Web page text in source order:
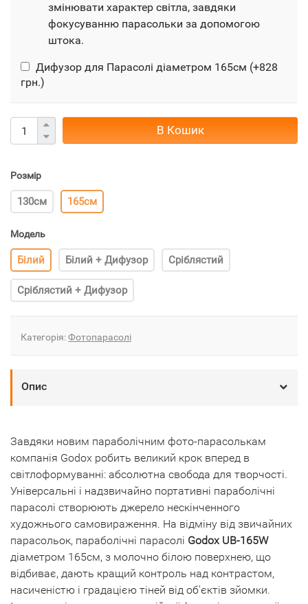
змінювати характер світла, завдяки
фокусуванню парасольки за допомогою
штока.
Дифузор для Парасолі діаметром 165см (+828
грн.)
В Кошик
Розмір
130см 165см
Модель
Білий Білий + Дифузор Сріблястий
Сріблястий + Дифузор
Категорія:Фотопарасолі
Опис
Завдяки новим параболічним фото-парасолькам
компанія Godox робить великий крок вперед в
світлоформуванні: абсолютна свобода для творчості.
Універсальні і надзвичайно портативні параболічні
парасолі створюють джерело нескінченного
художнього самовираження. На відміну від звичайних
парасольок, параболічні парасолі Godox UB-165W
діаметром 165см, з молочно білою поверхнею, що
відбиває, дають кращий контроль над контрастом,
насиченістю і градацією тіней від об'єктів зйомки.